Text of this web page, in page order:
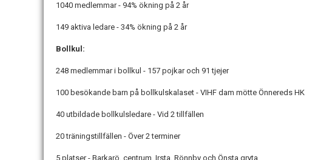
1040 medlemmar - 94% ökning på 2 år
149 aktiva ledare - 34% ökning på 2 år
Bollkul:
248 medlemmar i bollkul - 157 pojkar och 91 tjejer
100 besökande barn på bollkulskalaset - VIHF dam mötte Önnereds HK
40 utbildade bollkulsledare - Vid 2 tillfällen
20 träningstillfällen - Över 2 terminer
5 platser - Barkarö, centrum, Irsta, Rönnby och Önsta gryta